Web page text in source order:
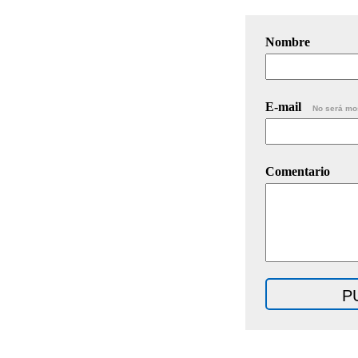
Nombre
E-mail No será
Comentario